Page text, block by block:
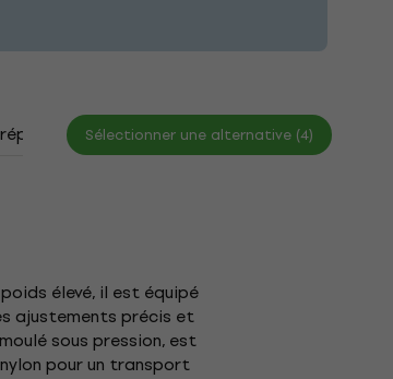
Documents
Sélectionner une alternative (4)
élevé, il est équipé
ajustements précis et
sous pression, est
pour un transport